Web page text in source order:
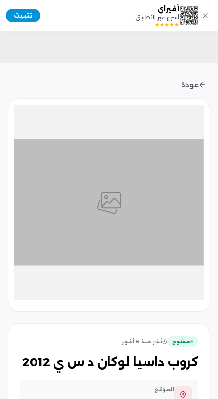
أفيراي
أسرع عبر التطبيق تثبيت Afiray
عودة
مفتوح نُشر منذ 6 أشهر
كروب داسيا لوكان د س ي 2012
الموقع